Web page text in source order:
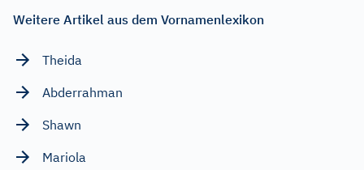
Weitere Artikel aus dem Vornamenlexikon
Theida
Abderrahman
Shawn
Mariola